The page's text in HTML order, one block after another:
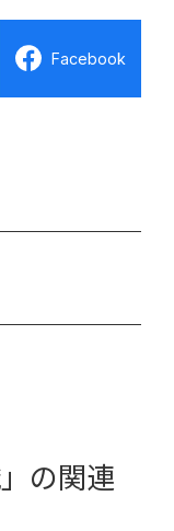
Facebook
の関連